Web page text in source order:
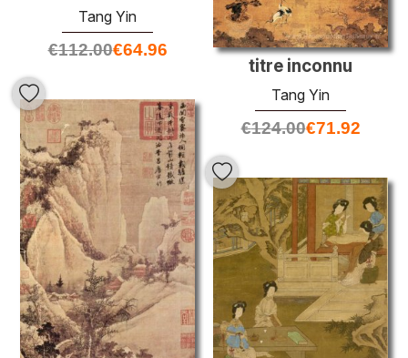
Tang Yin
€112.00€64.96
titre inconnu
Tang Yin
€124.00€71.92